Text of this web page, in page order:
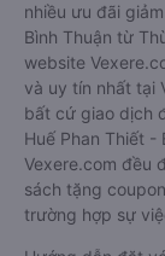
nhiều ưu đãi
Bình Thuận từ
website
và uy tín nhất tại
bất cứ giao dịch
Huế Phan Thiết -
Vexere.com đều
sách tặng
trường hợp sự